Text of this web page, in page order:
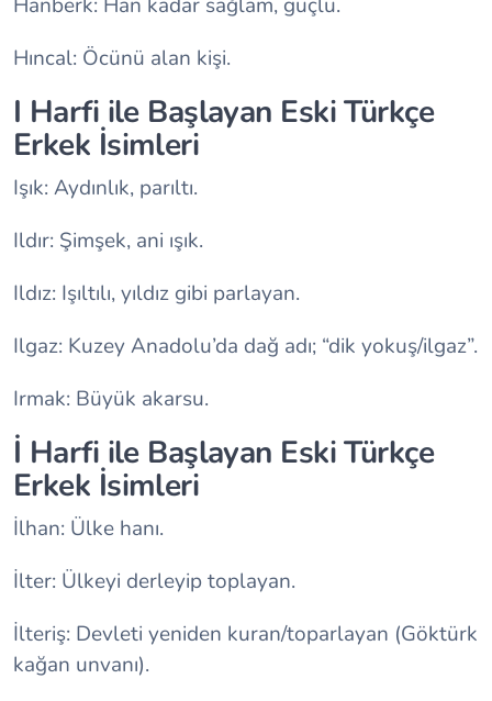
Hıncal: Öcünü alan kişi.
I Harfi ile Başlayan Eski Türkçe
Erkek İsimleri
Işık: Aydınlık, parıltı.
Ildır: Şimşek, ani ışık.
Ildız: Işıltılı, yıldız gibi parlayan.
Ilgaz: Kuzey Anadolu’da dağ adı; “dik yokuş/ilgaz”.
Irmak: Büyük akarsu.
İ Harfi ile Başlayan Eski Türkçe
Erkek İsimleri
İlhan: Ülke hanı.
İlter: Ülkeyi derleyip toplayan.
İlteriş: Devleti yeniden kuran/toparlayan (Göktürk
kağan unvanı).